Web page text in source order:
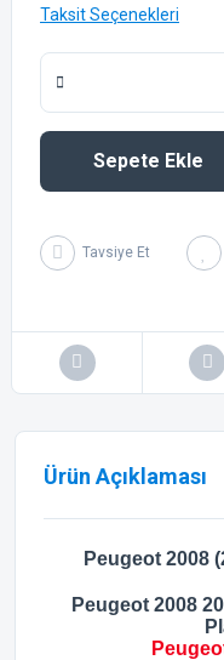
Taksit Seçenekleri
Sepete Ekle
Tavsiye Et
Ürün Açıklaması
Peugeot 2008
Peugeot 2008